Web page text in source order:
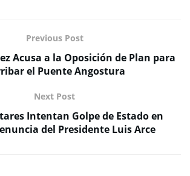
Previous Post
Acusa a la Oposición de Plan para
el Puente Angostura
Next Post
Intentan Golpe de Estado en
del Presidente Luis Arce